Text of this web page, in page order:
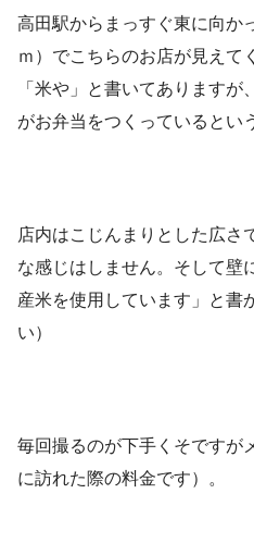
高田駅からまっすぐ東に向か
ｍ）でこちらのお店が見えて
「米や」と書いてあります
がお弁当をつくっているとい
店内はこじんまりとした広さ
な感じはしません。そして壁
産米を使用しています」と書
い）
毎回撮るのが下手くそですが
に訪れた際の料金です）。